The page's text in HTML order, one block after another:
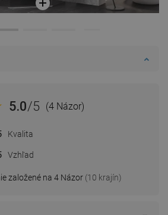
5.0/5 (4 Názor)
založené na 4 Názor (10 krajín)
Kvalita
Vzhľad